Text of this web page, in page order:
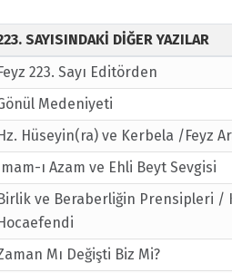
SAYISINDAKİ DİĞER YAZILAR
Feyz 223. Sayı Editörden
Medeniyeti
Hz. Hüseyin(ra) ve Kerbela /Feyz
ı Azam ve Ehli Beyt Sevgisi
Birlik ve Beraberliğin Prensipleri /
Hocaefendi
Mı Değişti Biz Mi?